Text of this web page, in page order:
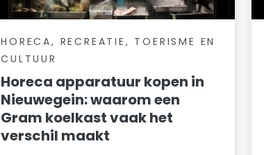
HORECA, RECREATIE, TOERISME EN
CULTUUR
Horeca apparatuur kopen in
Nieuwegein: waarom een
Gram koelkast vaak het
verschil maakt